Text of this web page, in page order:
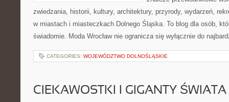
zwiedzania, historii, kultury, architektury, przyrody, wydarzeń,
w miastach i miasteczkach Dolnego Śląska. To blog dla osób,
świadomie. Moda Wrocław nie ogranicza się wyłącznie do
CATEGORIES: WOJEWÓDZTWO DOLNOŚLĄSKIE
CIEKAWOSTKI I GIGANTY ŚWIATA